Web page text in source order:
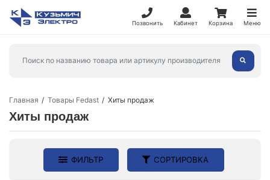
Позвонить Кабинет Корзина Меню
Главная Товары Fedast Хиты продаж
Хиты продаж
ФИЛЬТР СОРТИРОВКА